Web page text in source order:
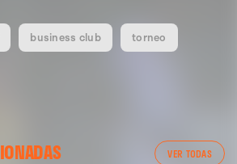
business club torneo
VER TODAS
DEL VALENCIA CF 04/03/26